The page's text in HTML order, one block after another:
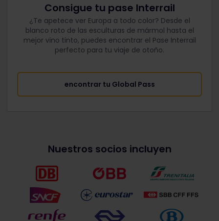
Consigue tu pase Interrail
¿Te apetece ver Europa a todo color? Desde el
blanco roto de las esculturas de mármol hasta el
mejor vino tinto, puedes encontrar el Pase Interrail
perfecto para tu viaje de otoño.
encontrar tu Global Pass
Nuestros socios incluyen